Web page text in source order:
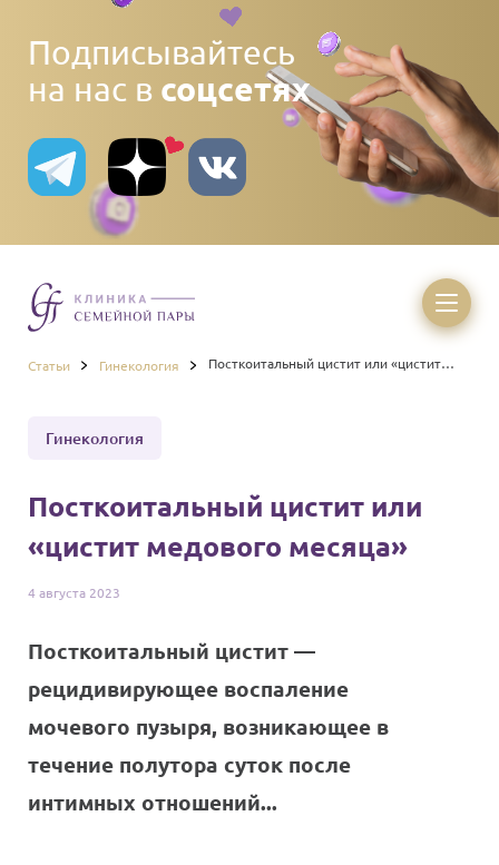
Подписывайтесь
на нас в соцсетях
Статьи Гинекология
Посткоитальный цистит или «цистит
Гинекология
Посткоитальный цистит или
«цистит медового месяца»
4 августа 2023
Посткоитальный цистит —
рецидивирующее воспаление
мочевого пузыря, возникающее в
течение полутора суток после
интимных отношений...